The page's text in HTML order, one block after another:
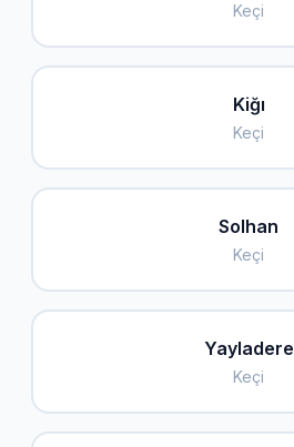
Keçi
Kiğı
Keçi
Solhan
Keçi
Yayladere
Keçi